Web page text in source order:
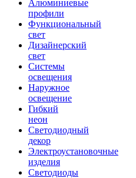
Алюминиевые
профили
Функциональный
свет
Дизайнерский
свет
Системы
освещения
Наружное
освещение
Гибкий
неон
Светодиодный
декор
Электроустановочные
изделия
Светодиоды